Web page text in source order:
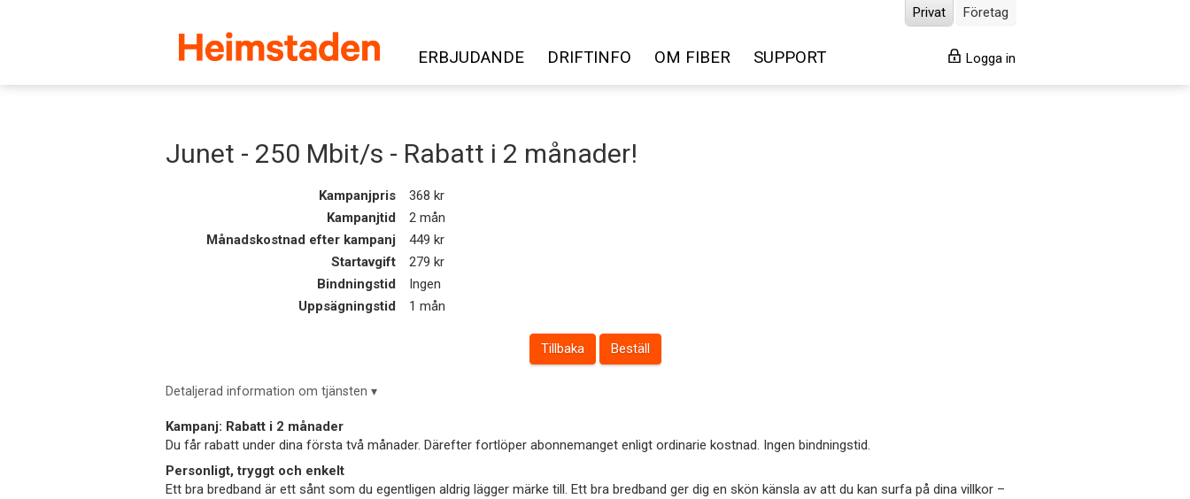
ERBJUDANDE DRIFTINFO OM FIBER SUPPORT Logga in
Privat Företag
Junet - 250 Mbit/s - Rabatt i 2 månader!
Kampanjpris
368 kr
Kampanjtid
2 mån
Månadskostnad efter kampanj
449 kr
Startavgift
279 kr
Bindningstid
Ingen
Uppsägningstid
1 mån
Tillbaka Beställ
Detaljerad information om tjänsten ▾
Kampanj: Rabatt i 2 månader
Du får rabatt under dina första två månader. Därefter fortlöper abonnemanget enligt ordinarie kostnad. Ingen bindningstid.
Personligt, tryggt och enkelt
Ett bra bredband är ett sånt som du egentligen aldrig lägger märke till. Ett bra bredband ger dig en skön känsla av att du kan surfa på dina villkor –